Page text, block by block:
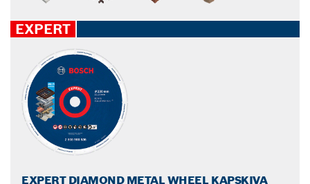
EXPERT
EXPERT DIAMOND METAL WHEEL KAPSKIVA